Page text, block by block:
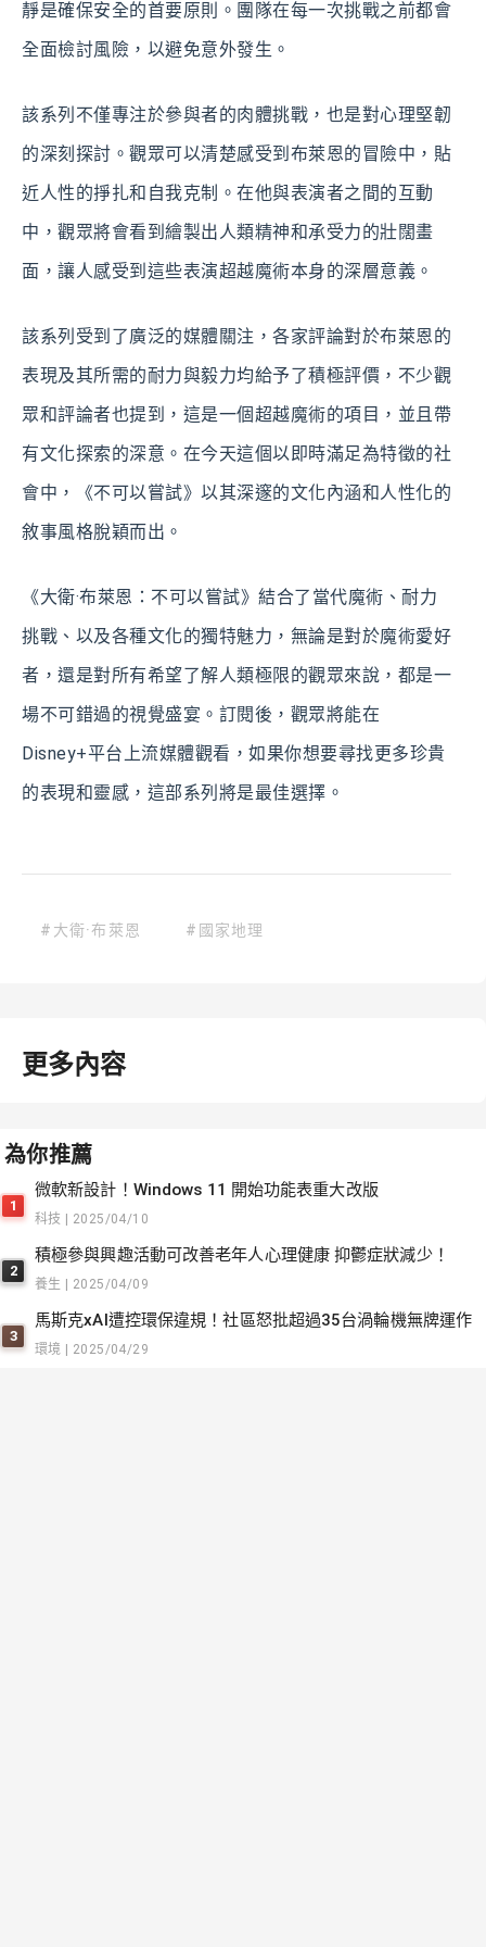
靜是確保安全的首要原則。團隊在每一次挑戰之前都會
全面檢討風險，以避免意外發生。
該系列不僅專注於參與者的肉體挑戰，也是對心理堅韌
的深刻探討。觀眾可以清楚感受到布萊恩的冒險中，貼
近人性的掙扎和自我克制。在他與表演者之間的互動
中，觀眾將會看到繪製出人類精神和承受力的壯闊畫
面，讓人感受到這些表演超越魔術本身的深層意義。
該系列受到了廣泛的媒體關注，各家評論對於布萊恩的
表現及其所需的耐力與毅力均給予了積極評價，不少觀
眾和評論者也提到，這是一個超越魔術的項目，並且帶
有文化探索的深意。在今天這個以即時滿足為特徵的社
會中，《不可以嘗試》以其深邃的文化內涵和人性化的
敘事風格脫穎而出。
《大衛·布萊恩：不可以嘗試》結合了當代魔術、耐力
挑戰、以及各種文化的獨特魅力，無論是對於魔術愛好
者，還是對所有希望了解人類極限的觀眾來說，都是一
場不可錯過的視覺盛宴。訂閱後，觀眾將能在
Disney+平台上流媒體觀看，如果你想要尋找更多珍貴
的表現和靈感，這部系列將是最佳選擇。
#大衛·布萊恩 #國家地理
更多內容
為你推薦
1
微軟新設計！Windows 11 開始功能表重大改版
科技 | 2025/04/10
2
積極參與興趣活動可改善老年人心理健康 抑鬱症狀減少！
養生 | 2025/04/09
3
馬斯克xAI遭控環保違規！社區怒批超過35台渦輪機無牌運作
環境 | 2025/04/29